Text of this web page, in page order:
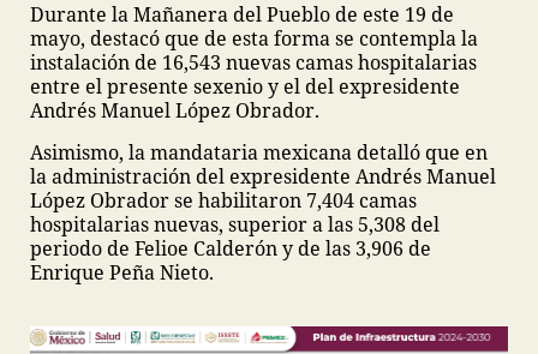
Durante la Mañanera del Pueblo de este 19 de
mayo, destacó que de esta forma se contempla la
instalación de 16,543 nuevas camas hospitalarias
entre el presente sexenio y el del expresidente
Andrés Manuel López Obrador.
Asimismo, la mandataria mexicana detalló que en
la administración del expresidente Andrés Manuel
López Obrador se habilitaron 7,404 camas
hospitalarias nuevas, superior a las 5,308 del
periodo de Felioe Calderón y de las 3,906 de
Enrique Peña Nieto.